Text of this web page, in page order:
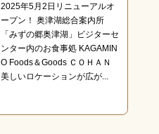
2025年5月2日リニューアルオ
ープン！ 奥津湖総合案内所
「みずの郷奥津湖」ビジターセ
ンター内のお食事処 KAGAMIN
O Foods＆Goods ＣＯＨＡＮ
美しいロケーションが広が...